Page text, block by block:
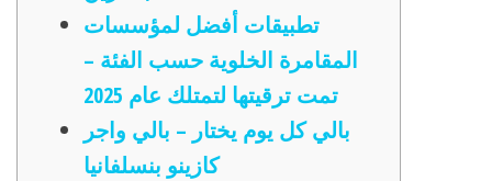
تطبيقات أفضل لمؤسسات
المقامرة الخلوية حسب الفئة –
تمت ترقيتها لتمتلك عام 2025
بالي كل يوم يختار – بالي واجر
كازينو بنسلفانيا